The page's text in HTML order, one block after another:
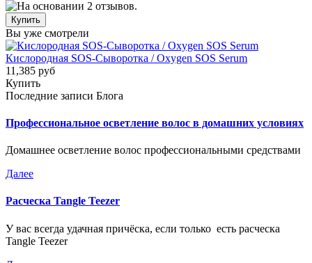
Вы уже смотрели
Кислородная SOS-Сыворотка / Oxygen SOS Serum
11,385 руб
Купить
Последние записи Блога
Профессиональное осветление волос в домашних условиях
Домашнее осветление волос профессиональными средствами
Далее
Расческа Tangle Teezer
У вас всегда удачная причёска, если только есть расческа
Tangle Teezer